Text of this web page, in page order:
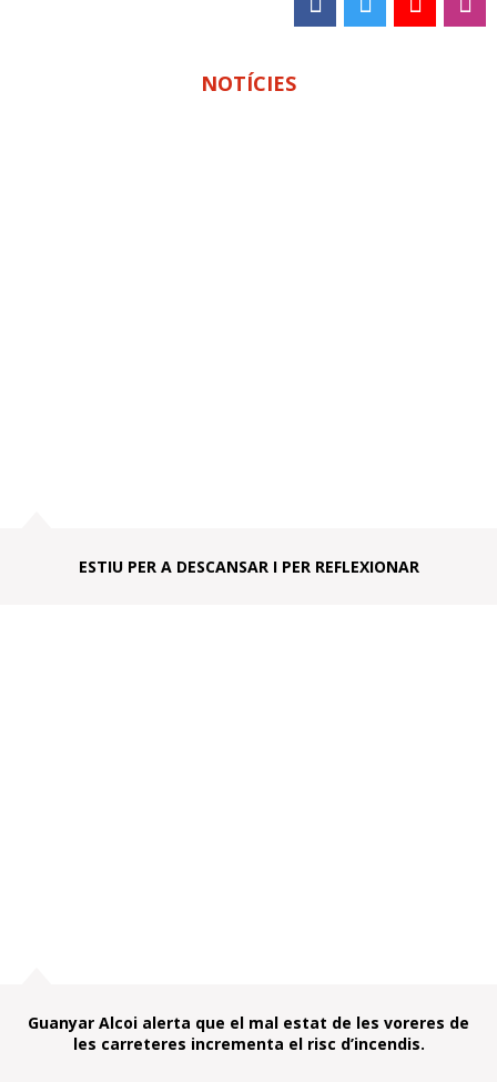
NOTÍCIES
ESTIU PER A DESCANSAR I PER REFLEXIONAR
Guanyar Alcoi alerta que el mal estat de les voreres de
les carreteres incrementa el risc d’incendis.